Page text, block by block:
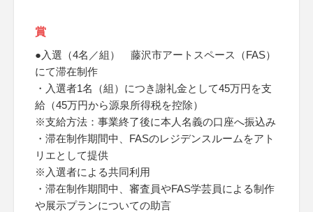
賞
●入選（4名／組） 藤沢市アートスペース（FAS）
にて滞在制作
・入選者1名（組）につき謝礼金として45万円を支
給（45万円から源泉所得税を控除）
※支給方法：事業終了後に本人名義の口座へ振込み
・滞在制作期間中、FASのレジデンスルームをアト
リエとして提供
※入選者による共同利用
・滞在制作期間中、審査員やFAS学芸員による制作
や展示プランについての助言